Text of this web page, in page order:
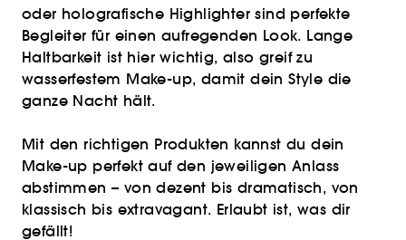
oder holografische Highlighter sind perfekte
Begleiter für einen aufregenden Look. Lange
Haltbarkeit ist hier wichtig, also greif zu
wasserfestem Make-up, damit dein Style die
ganze Nacht hält.
Mit den richtigen Produkten kannst du dein
Make-up perfekt auf den jeweiligen Anlass
abstimmen – von dezent bis dramatisch, von
klassisch bis extravagant. Erlaubt ist, was dir
gefällt!